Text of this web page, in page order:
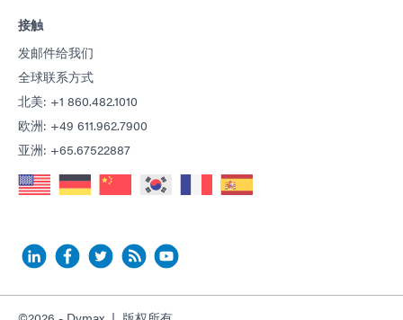
接触
发邮件给我们
全球联系方式
北美: +1 860.482.1010
欧洲: +49 611.962.7900
亚洲: +65.67522887